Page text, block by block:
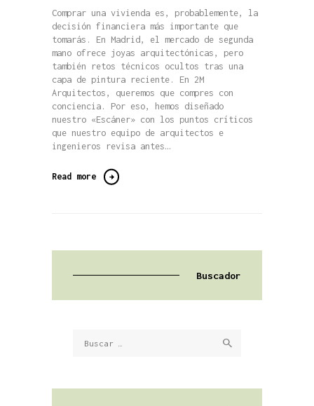
Comprar una vivienda es, probablemente, la
decisión financiera más importante que
tomarás. En Madrid, el mercado de segunda
mano ofrece joyas arquitectónicas, pero
también retos técnicos ocultos tras una
capa de pintura reciente. En 2M
Arquitectos, queremos que compres con
conciencia. Por eso, hemos diseñado
nuestro «Escáner» con los puntos críticos
que nuestro equipo de arquitectos e
ingenieros revisa antes…
Read more
Buscador